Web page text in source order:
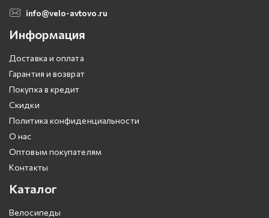
info@velo-avtovo.ru
Информация
Доставка и оплата
Гарантия и возврат
Покупка в кредит
Скидки
Политика конфиденциальности
О нас
Оптовым покупателям
Контакты
Каталог
Велосипеды